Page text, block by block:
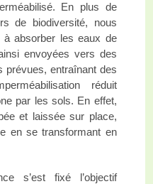
En plus de
de biodiversité, nous
absorber les eaux de
envoyées vers des
prévues, entraînant des
réduit
par les sols. En effet,
et laissée sur place,
en se transformant en
s’est fixé l’objectif